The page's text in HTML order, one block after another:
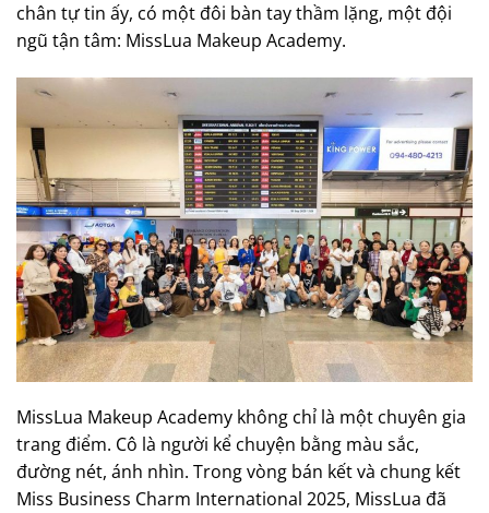
chân tự tin ấy, có một đôi bàn tay thầm lặng, một đội
ngũ tận tâm: MissLua Makeup Academy.
MissLua Makeup Academy không chỉ là một chuyên gia
trang điểm. Cô là người kể chuyện bằng màu sắc,
đường nét, ánh nhìn. Trong vòng bán kết và chung kết
Miss Business Charm International 2025, MissLua đã